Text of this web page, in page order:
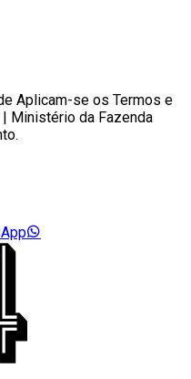
Aplicam-se os Termos e
Ministério da Fazenda